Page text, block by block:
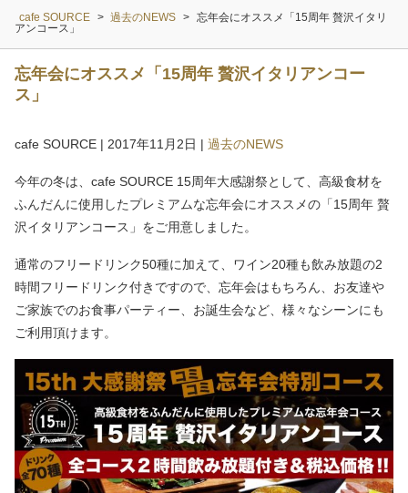
cafe SOURCE > 過去のNEWS > 忘年会にオススメ「15周年 贅沢イタリ
アンコース」
忘年会にオススメ「15周年 贅沢イタリアンコー
ス」
cafe SOURCE | 2017年11月2日 | 過去のNEWS
今年の冬は、cafe SOURCE 15周年大感謝祭として、高級食材を
ふんだんに使用したプレミアムな忘年会にオススメの「15周年 贅
沢イタリアンコース」をご用意しました。
通常のフリードリンク50種に加えて、ワイン20種も飲み放題の2
時間フリードリンク付きですので、忘年会はもちろん、お友達や
ご家族でのお食事パーティー、お誕生会など、様々なシーンにも
ご利用頂けます。